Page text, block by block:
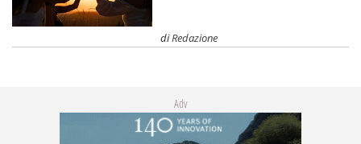
diRedazione
Adv